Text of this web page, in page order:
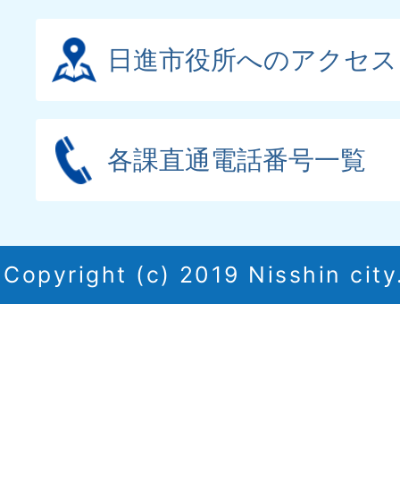
日進市役所へのアクセス
各課直通電話番号一覧
Copyright (c) 2019 Nisshin